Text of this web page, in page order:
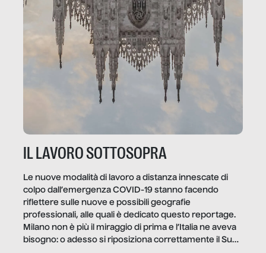
IL LAVORO SOTTOSOPRA
Le nuove modalità di lavoro a distanza innescate di
colpo dall’emergenza COVID-19 stanno facendo
riflettere sulle nuove e possibili geografie
professionali, alle quali è dedicato questo reportage.
Milano non è più il miraggio di prima e l’Italia ne aveva
bisogno: o adesso si riposiziona correttamente il Sud